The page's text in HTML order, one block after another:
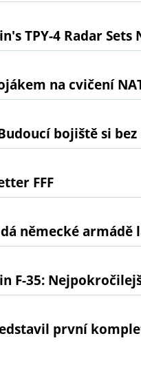
TPY-4 Radar
na cvičení
bojiště si
FFF
německé
F-35:
první